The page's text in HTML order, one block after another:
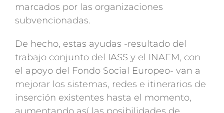
marcados por las organizaciones
subvencionadas.
De hecho, estas ayudas -resultado del
trabajo conjunto del IASS y el INAEM, con
el apoyo del Fondo Social Europeo- van a
mejorar los sistemas, redes e itinerarios de
inserción existentes hasta el momento,